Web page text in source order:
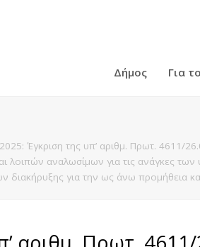
Δήμος Για
Έγκριση της υπ’ αριθμ. Πρωτ. 4611/
λοιπών αναλωσίμων για τις ανάγκες
διακήρυξης για την ως άνω προμήθεια